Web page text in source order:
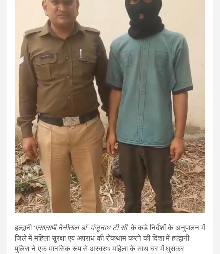
हल्द्वानी :एसएसपी नैनीताल डॉ. मंजूनाथ टी.सी. के कडे निर्देशों के अनुपालन में
जिले में महिला सुरक्षा एवं अपराध की रोकथाम करने की दिशा में हल्द्वानी
पुलिस ने एक मानसिक रूप से अस्वस्थ महिला के साथ घर में घुसकर